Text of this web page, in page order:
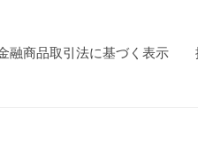
融商品取引法に基づく表示